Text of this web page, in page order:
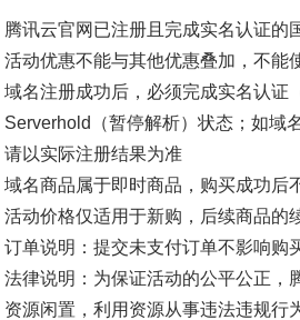
腾讯云官网已注册且完成实名认证的
活动优惠不能与其他优惠叠加，不能
域名注册成功后，必须完成实名认证
Serverhold（暂停解析）状态；如域
请以实际注册结果为准
域名商品属于即时商品，购买成功后
活动价格仅适用于新购，后续商品的
订单说明：提交未支付订单不影响购
法律说明：为保证活动的公平公正，
资源闲置，利用资源从事违法违规行